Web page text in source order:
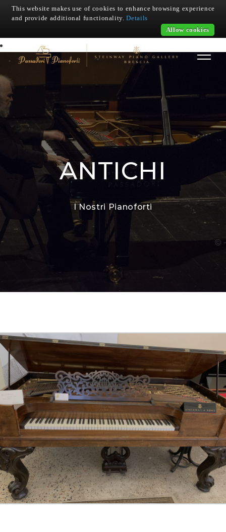
ANTICHI
I Nostri Pianoforti
This website makes use of cookies to enhance browsing experience
and provide additional functionality.Details
Allow cookies